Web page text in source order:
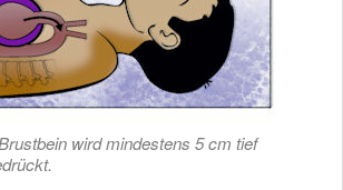
wird mindestens 5 cm tief